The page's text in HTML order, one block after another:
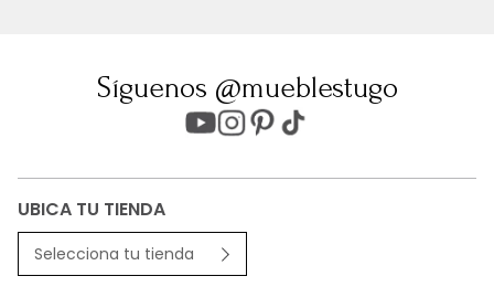
Síguenos @mueblestugo
UBICA TU TIENDA
Selecciona tu tienda